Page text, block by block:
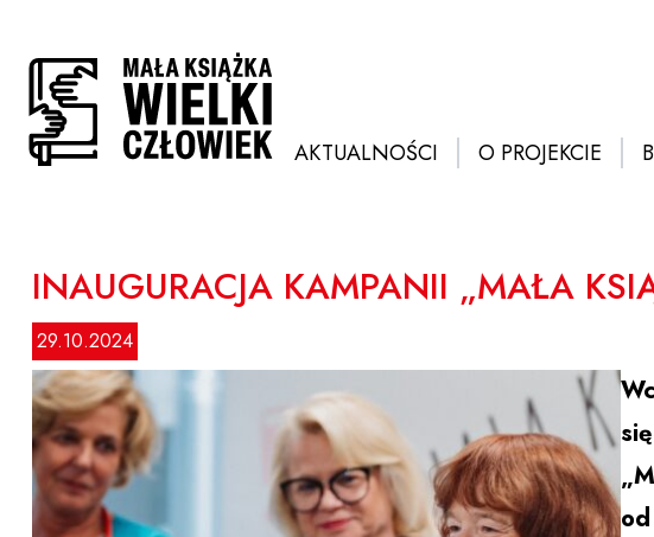
treści
AKTUALNOŚCI O PROJEKCIE
INAUGURACJA KAMPANII „MAŁA
29.10.2024